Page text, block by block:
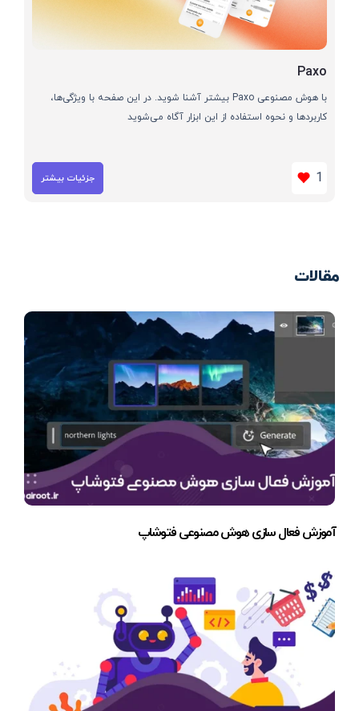
Paxo
با هوش مصنوعی Paxo بیشتر آشنا شوید. در این صفحه با ویژگی‌ها،
کاربردها و نحوه استفاده از این ابزار آگاه می‌شوید
1 جزئیات بیشتر
مقالات
آموزش فعال سازی هوش مصنوعی فتوشاپ